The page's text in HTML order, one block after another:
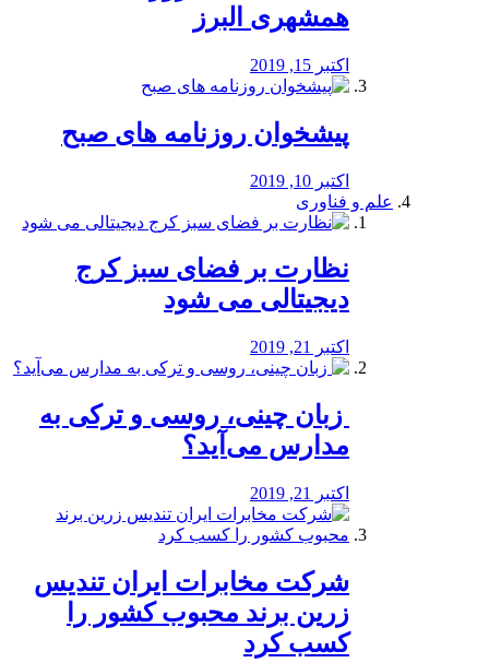
همشهری البرز
اکتبر 15, 2019
پیشخوان روزنامه های صبح
اکتبر 10, 2019
علم و فناوری
نظارت بر فضای سبز کرج
دیجیتالی می شود
اکتبر 21, 2019
️ زبان چینی، روسی و ترکی به
مدارس می‌آید؟
اکتبر 21, 2019
شرکت مخابرات ایران تندیس
زرین برند محبوب کشور را
کسب کرد